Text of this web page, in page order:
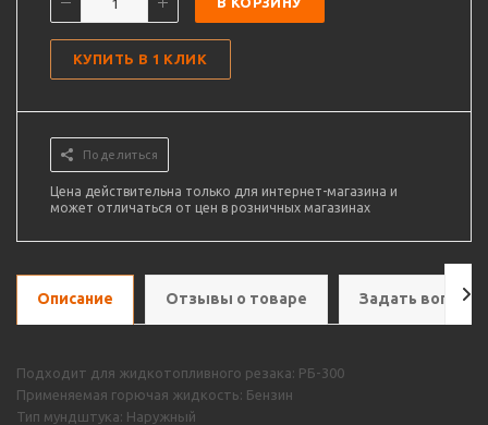
КУПИТЬ В 1 КЛИК
Поделиться
Цена действительна только для интернет-магазина и
может отличаться от цен в розничных магазинах
Описание Отзывы о товаре Задать вопрос
Подходит для жидкотопливного резака: РБ-300
Применяемая горючая жидкость: Бензин
Тип мундштука: Наружный